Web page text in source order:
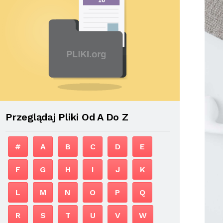
Przeglądaj Pliki Od A Do Z
# A B C D E
F G H I J K
L M N O P Q
R S T U V W